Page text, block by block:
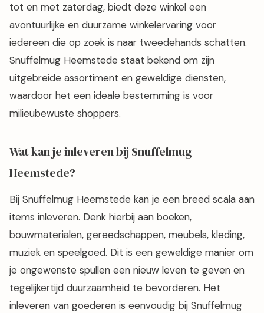
tot en met zaterdag, biedt deze winkel een
avontuurlijke en duurzame winkelervaring voor
iedereen die op zoek is naar tweedehands schatten.
Snuffelmug Heemstede staat bekend om zijn
uitgebreide assortiment en geweldige diensten,
waardoor het een ideale bestemming is voor
milieubewuste shoppers.
Wat kan je inleveren bij Snuffelmug
Heemstede?
Bij Snuffelmug Heemstede kan je een breed scala aan
items inleveren. Denk hierbij aan boeken,
bouwmaterialen, gereedschappen, meubels, kleding,
muziek en speelgoed. Dit is een geweldige manier om
je ongewenste spullen een nieuw leven te geven en
tegelijkertijd duurzaamheid te bevorderen. Het
inleveren van goederen is eenvoudig bij Snuffelmug